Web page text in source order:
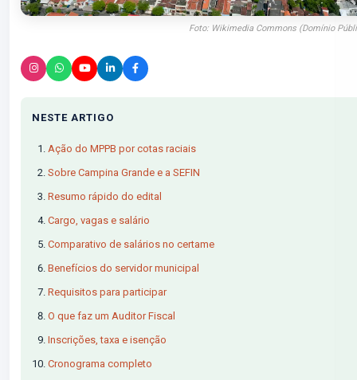
Foto: Wikimedia Commons (Domínio
NESTE ARTIGO
Ação do MPPB por cotas raciais
Sobre Campina Grande e a SEFIN
Resumo rápido do edital
Cargo, vagas e salário
Comparativo de salários no certame
Benefícios do servidor municipal
Requisitos para participar
O que faz um Auditor Fiscal
Inscrições, taxa e isenção
Cronograma completo